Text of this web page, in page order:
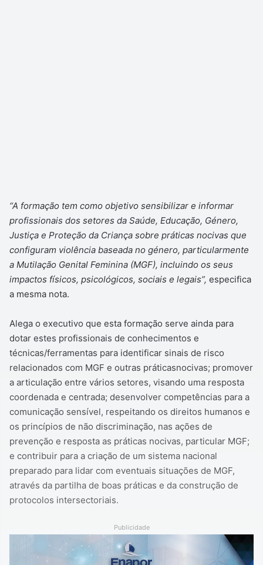
“A formação tem como objetivo sensibilizar e informar
profissionais dos setores da Saúde, Educação, Género,
Justiça e Proteção da Criança sobre práticas nocivas que
configuram violência baseada no género, particularmente
a Mutilação Genital Feminina (MGF), incluindo os seus
impactos físicos, psicológicos, sociais e legais”, especifica
a mesma nota.
Alega o executivo que esta formação serve ainda para
dotar estes profissionais de conhecimentos e
técnicas/ferramentas para identificar sinais de risco
relacionados com MGF e outras práticasnocivas; promover
a articulação entre vários setores, visando uma resposta
coordenada e centrada; desenvolver competências para a
comunicação sensível, respeitando os direitos humanos e
os princípios de não discriminação, nas ações de
prevenção e resposta as práticas nocivas, particular MGF;
e contribuir para a criação de um sistema nacional
preparado para lidar com eventuais situações de MGF,
através da partilha de boas práticas e da construção de
protocolos intersectoriais.
Publicidade